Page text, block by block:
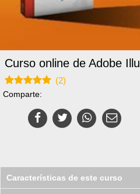
Curso online de Adobe
(2)
Comparte:
Características de este curso